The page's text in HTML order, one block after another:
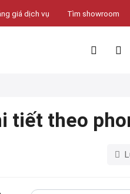
giá dịch vụ Tìm showroom
tiết theo